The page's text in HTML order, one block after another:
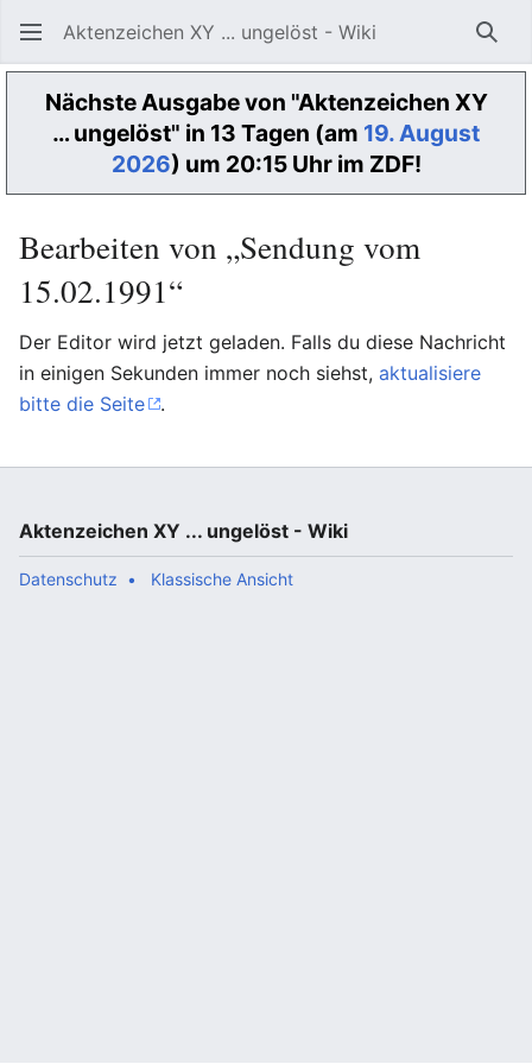
Aktenzeichen XY ... ungelöst - Wiki
Nächste Ausgabe von "Aktenzeichen XY
… ungelöst" in 13 Tagen (am 19. August
2026) um 20:15 Uhr im ZDF!
Bearbeiten von „Sendung vom
15.02.1991“
Der Editor wird jetzt geladen. Falls du diese Nachricht
in einigen Sekunden immer noch siehst, aktualisiere
bitte die Seite
.
Aktenzeichen XY ... ungelöst - Wiki
Datenschutz Klassische Ansicht